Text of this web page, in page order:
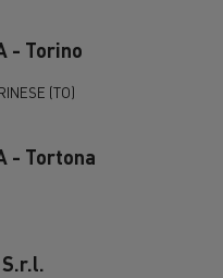
- Torino
(TO)
- Tortona
S.r.l.